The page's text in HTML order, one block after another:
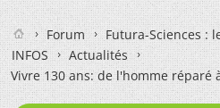
Forum
Futura-Sciences :
INFOS
Actualités
Vivre 130 ans: de l'homme réparé